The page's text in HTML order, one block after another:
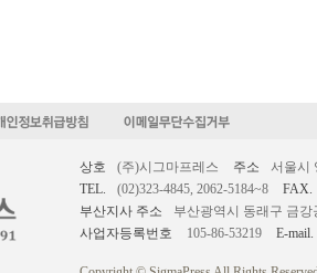
상호 (주)시그마프레스 주소
서울시
TEL.
(02)323-4845, 2062-5184~8
FAX.
부산지사 주소
부산광역시 동래구 금강
사업자등록번호
105-86-53219 E-mail.